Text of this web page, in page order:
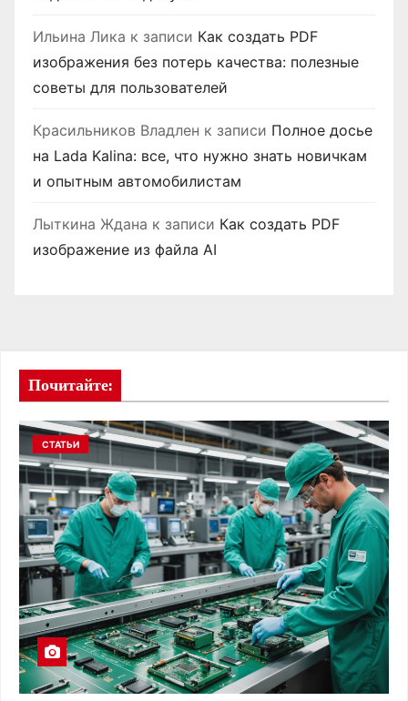
Ильина Лика к записи Как создать PDF
изображения без потерь качества: полезные
советы для пользователей
Красильников Владлен к записи Полное досье
на Lada Kalina: все, что нужно знать новичкам
и опытным автомобилистам
Лыткина Ждана к записи Как создать PDF
изображение из файла AI
Почитайте:
СТАТЬИ